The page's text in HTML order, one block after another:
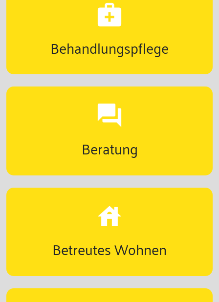
medical_services
Behandlungspflege
question_answer
Beratung
house
Betreutes Wohnen